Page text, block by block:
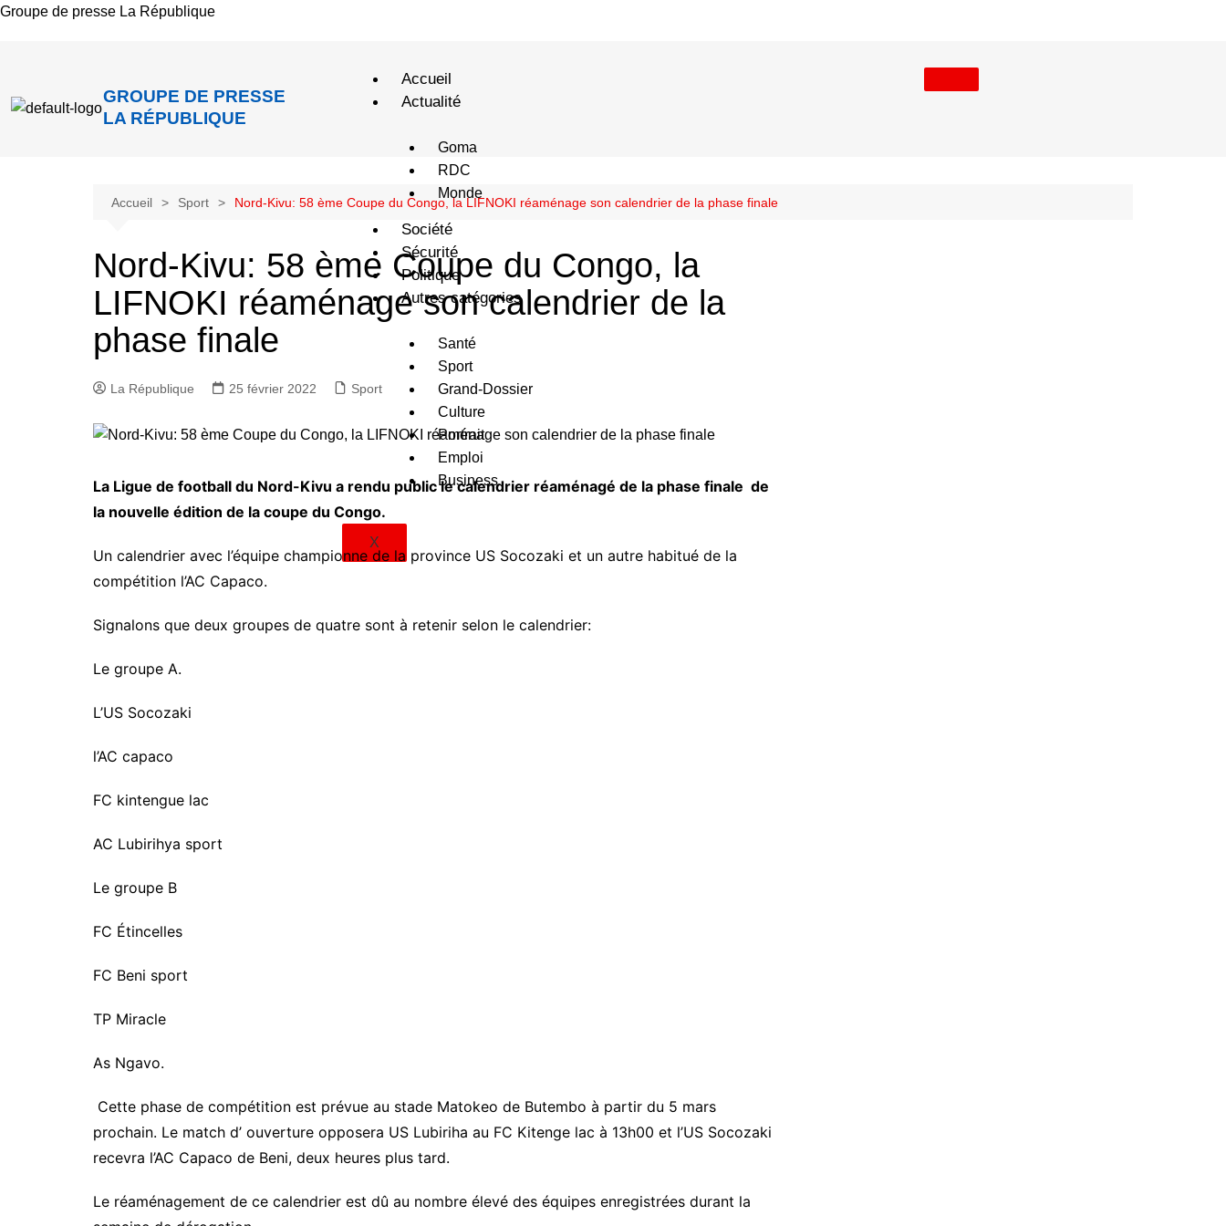
Groupe de presse La République
GROUPE DE PRESSE
LA RÉPUBLIQUE
Accueil
Actualité
Goma
RDC
Monde
Société
Sécurité
Politique
Autres catégories
Santé
Sport
Grand-Dossier
Culture
Portrait
Emploi
Business
X
Accueil Sport Nord-Kivu: 58 ème Coupe du Congo, la LIFNOKI réaménage son calendrier de la phase finale
Nord-Kivu: 58 ème Coupe du Congo, la
LIFNOKI réaménage son calendrier de la
phase finale
La République 25 février 2022 Sport
La Ligue de football du Nord-Kivu a rendu public le calendrier réaménagé de la phase finale de
la nouvelle édition de la coupe du Congo.
Un calendrier avec l’équipe championne de la province US Socozaki et un autre habitué de la
compétition l’AC Capaco.
Signalons que deux groupes de quatre sont à retenir selon le calendrier:
Le groupe A.
L’US Socozaki
l’AC capaco
FC kintengue lac
AC Lubirihya sport
Le groupe B
FC Étincelles
FC Beni sport
TP Miracle
As Ngavo.
Cette phase de compétition est prévue au stade Matokeo de Butembo à partir du 5 mars
prochain. Le match d’ ouverture opposera US Lubiriha au FC Kitenge lac à 13h00 et l’US Socozaki
recevra l’AC Capaco de Beni, deux heures plus tard.
Le réaménagement de ce calendrier est dû au nombre élevé des équipes enregistrées durant la